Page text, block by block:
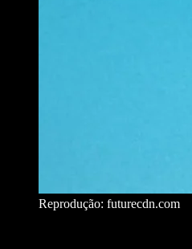
Reprodução: futurecdn.com